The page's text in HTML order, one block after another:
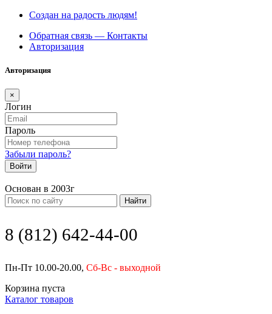
Создан на радость людям!
Обратная связь — Контакты
Авторизация
Авторизация
×
Логин
Пароль
Забыли пароль?
Войти
Основан в 2003г
Найти
8 (812) 642-44-00
Пн-Пт 10.00-20.00, Сб-Вс - выходной
Корзина пуста
Каталог товаров